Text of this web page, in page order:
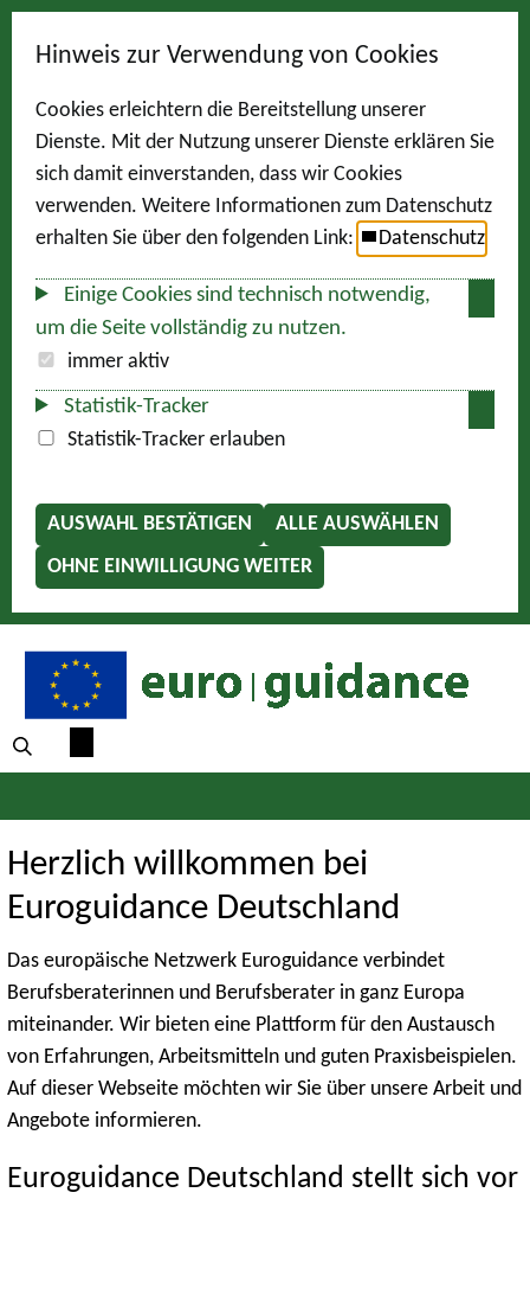
Hinweis zur Verwendung von Cookies
Cookies erleichtern die Bereitstellung unserer
Dienste. Mit der Nutzung unserer Dienste erklären Sie
sich damit einverstanden, dass wir Cookies
verwenden. Weitere Informationen zum Datenschutz
erhalten Sie über den folgenden Link:
Datenschutz
Einige Cookies sind technisch notwendig,
um die Seite vollständig zu nutzen.
immer aktiv
Statistik-Tracker
Statistik-Tracker erlauben
AUSWAHL BESTÄTIGEN
ALLE AUSWÄHLEN
OHNE EINWILLIGUNG WEITER
Herzlich willkommen bei
Euroguidance Deutschland
Das europäische Netzwerk Euroguidance verbindet
Berufsberaterinnen und Berufsberater in ganz Europa
miteinander. Wir bieten eine Plattform für den Austausch
von Erfahrungen, Arbeitsmitteln und guten Praxisbeispielen.
Auf dieser Webseite möchten wir Sie über unsere Arbeit und
Angebote informieren.
Euroguidance Deutschland stellt sich vor